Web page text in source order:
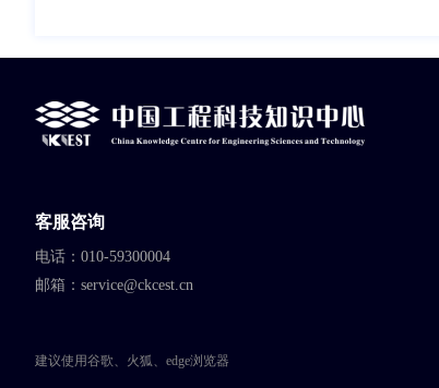
客服咨询
电话：010-59300004
邮箱：service@ckcest.cn
建议使用谷歌、火狐、edge浏览器